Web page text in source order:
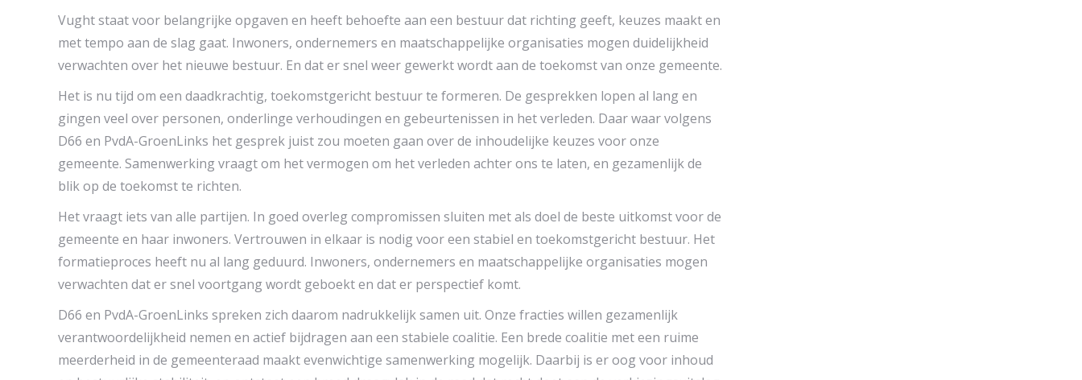
Vught staat voor belangrijke opgaven en heeft behoefte aan een bestuur dat richting geeft, keuzes maakt en
met tempo aan de slag gaat. Inwoners, ondernemers en maatschappelijke organisaties mogen duidelijkheid
verwachten over het nieuwe bestuur. En dat er snel weer gewerkt wordt aan de toekomst van onze gemeente.
Het is nu tijd om een daadkrachtig, toekomstgericht bestuur te formeren. De gesprekken lopen al lang en
gingen veel over personen, onderlinge verhoudingen en gebeurtenissen in het verleden. Daar waar volgens
D66 en PvdA-GroenLinks het gesprek juist zou moeten gaan over de inhoudelijke keuzes voor onze
gemeente. Samenwerking vraagt om het vermogen om het verleden achter ons te laten, en gezamenlijk de
blik op de toekomst te richten.
Het vraagt iets van alle partijen. In goed overleg compromissen sluiten met als doel de beste uitkomst voor de
gemeente en haar inwoners. Vertrouwen in elkaar is nodig voor een stabiel en toekomstgericht bestuur. Het
formatieproces heeft nu al lang geduurd. Inwoners, ondernemers en maatschappelijke organisaties mogen
verwachten dat er snel voortgang wordt geboekt en dat er perspectief komt.
D66 en PvdA-GroenLinks spreken zich daarom nadrukkelijk samen uit. Onze fracties willen gezamenlijk
verantwoordelijkheid nemen en actief bijdragen aan een stabiele coalitie. Een brede coalitie met een ruime
meerderheid in de gemeenteraad maakt evenwichtige samenwerking mogelijk. Daarbij is er oog voor inhoud